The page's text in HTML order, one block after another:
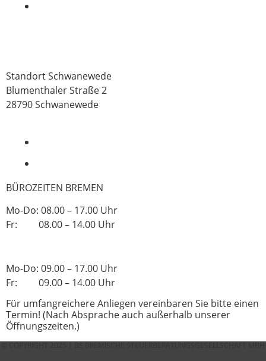
Standort Schwanewede
Blumenthaler Straße 2
28790 Schwanewede
BÜROZEITEN BREMEN
Mo-Do: 08.00 – 17.00 Uhr
Fr: 08.00 – 14.00 Uhr
Mo-Do: 09.00 – 17.00 Uhr
Fr: 09.00 – 14.00 Uhr
Für umfangreichere Anliegen vereinbaren Sie bitte einen
Termin! (Nach Absprache auch außerhalb unserer
Öffnungszeiten.)